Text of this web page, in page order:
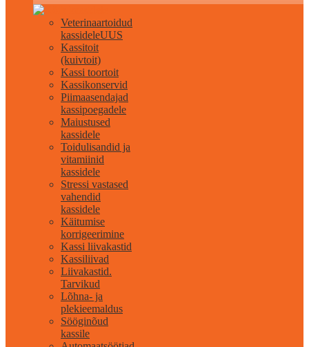
Veterinaartoidud
kassideleUUS
Kassitoit
(kuivtoit)
Kassi toortoit
Kassikonservid
Piimaasendajad
kassipoegadele
Maiustused
kassidele
Toidulisandid ja
vitamiinid
kassidele
Stressi vastased
vahendid
kassidele
Käitumise
korrigeerimine
Kassi liivakastid
Kassiliivad
Liivakastid.
Tarvikud
Lõhna- ja
plekieemaldus
Sööginõud
kassile